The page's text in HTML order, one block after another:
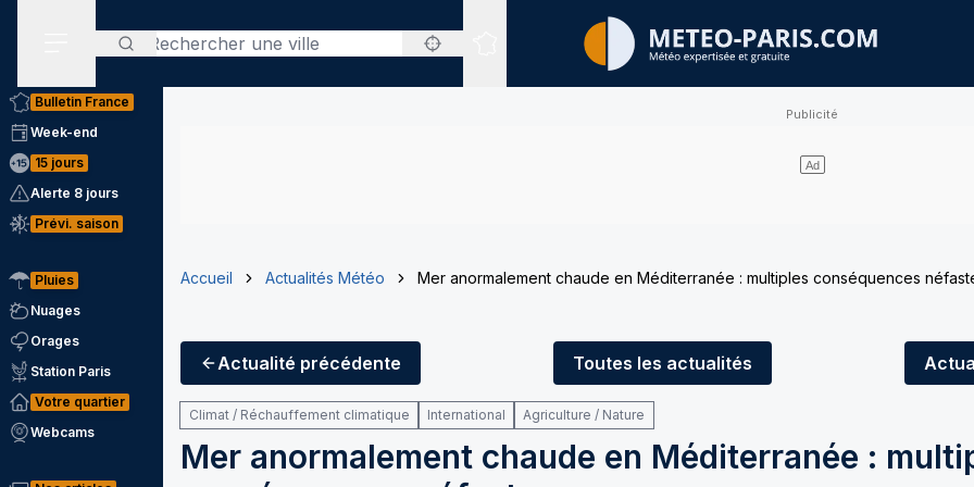
Rechercher
Sites expertisés
Bulletin France
Week-end
15 jours
Alerte 8 jours
Prévi. saison
Pluies
Nuages
Orages
Station Paris
Votre quartier
Webcams
Accueil Actualités Météo Mer anormalement chaude en Méditerranée : multiples conséquences
Actualité précédente Toutes les actualités
Climat / Réchauffement climatique International Agriculture / Nature
Mer anormalement chaude en Méditerranée :